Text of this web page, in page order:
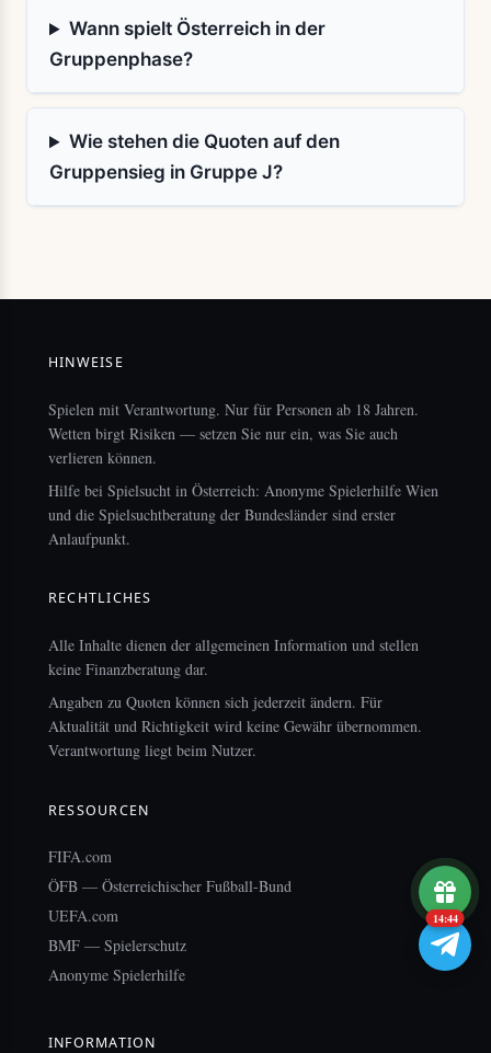
Wann spielt Österreich in der
Gruppenphase?
Wie stehen die Quoten auf den
Gruppensieg in Gruppe J?
HINWEISE
Spielen mit Verantwortung. Nur für Personen ab 18 Jahren.
Wetten birgt Risiken — setzen Sie nur ein, was Sie auch
verlieren können.
Hilfe bei Spielsucht in Österreich: Anonyme Spielerhilfe Wien
und die Spielsuchtberatung der Bundesländer sind erster
Anlaufpunkt.
RECHTLICHES
Alle Inhalte dienen der allgemeinen Information und stellen
keine Finanzberatung dar.
Angaben zu Quoten können sich jederzeit ändern. Für
Aktualität und Richtigkeit wird keine Gewähr übernommen.
Verantwortung liegt beim Nutzer.
RESSOURCEN
FIFA.com
ÖFB — Österreichischer Fußball-Bund
UEFA.com
BMF — Spielerschutz
Anonyme Spielerhilfe
INFORMATION
14:43